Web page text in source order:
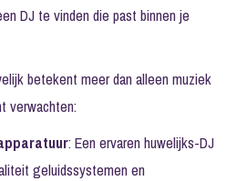
DJ te vinden die past binnen je
betekent meer dan alleen muziek
verwachten:
: Een ervaren huwelijks-DJ
geluidssystemen en